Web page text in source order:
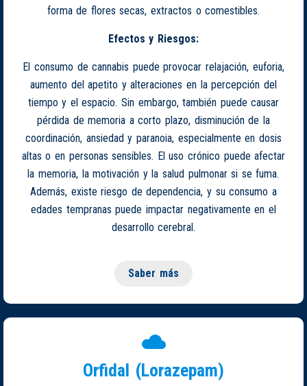
forma de flores secas, extractos o comestibles.
Efectos y Riesgos:
El consumo de cannabis puede provocar relajación, euforia,
aumento del apetito y alteraciones en la percepción del
tiempo y el espacio. Sin embargo, también puede causar
pérdida de memoria a corto plazo, disminución de la
coordinación, ansiedad y paranoia, especialmente en dosis
altas o en personas sensibles. El uso crónico puede afectar
la memoria, la motivación y la salud pulmonar si se fuma.
Además, existe riesgo de dependencia, y su consumo a
edades tempranas puede impactar negativamente en el
desarrollo cerebral.
Saber más
Orfidal (Lorazepam)